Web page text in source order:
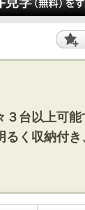
台以上可能
く収納付